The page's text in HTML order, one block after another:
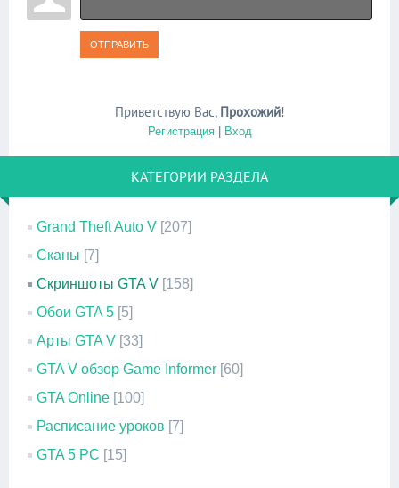
ОТПРАВИТЬ
Приветствую Вас, Прохожий!
Регистрация| Вход
КАТЕГОРИИ РАЗДЕЛА
Grand Theft Auto V [207]
Сканы [7]
Скриншоты GTA V [158]
Обои GTA 5 [5]
Арты GTA V [33]
GTA V обзор Game Informer [60]
GTA Online [100]
Расписание уроков [7]
GTA 5 PC [15]